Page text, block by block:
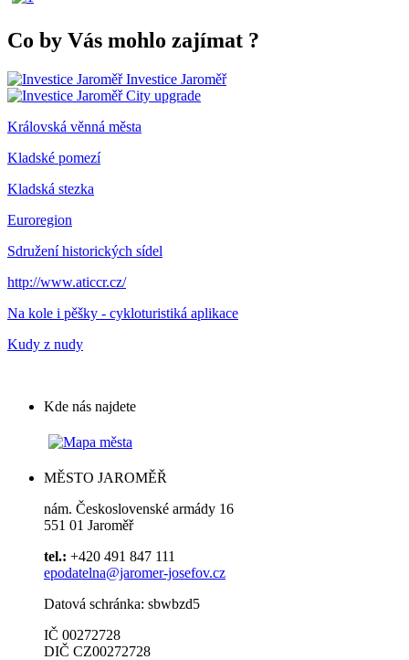
Co by Vás mohlo zajímat ?
Investice Jaroměř
City upgrade
Královská věnná města
Kladské pomezí
Kladská stezka
Euroregion
Sdružení historických sídel
http://www.aticcr.cz/
Na kole i pěšky - cykloturistiká aplikace
Kudy z nudy
Kde nás najdete
MĚSTO JAROMĚŘ
nám. Československé armády 16
551 01 Jaroměř
tel.: +420 491 847 111
epodatelna@jaromer-josefov.cz
Datová schránka: sbwbzd5
IČ 00272728
DIČ CZ00272728